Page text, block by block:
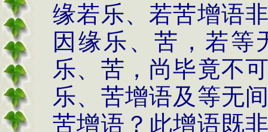
缘若乐、若苦增语
因缘乐、苦，若等
乐、苦，尚毕竟不
乐、苦增语及等无
苦增语？此增语既